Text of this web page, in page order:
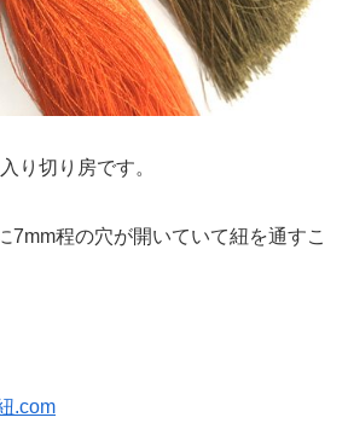
り切り房です。
7mm程の穴が開いていて紐を通すこ
.com